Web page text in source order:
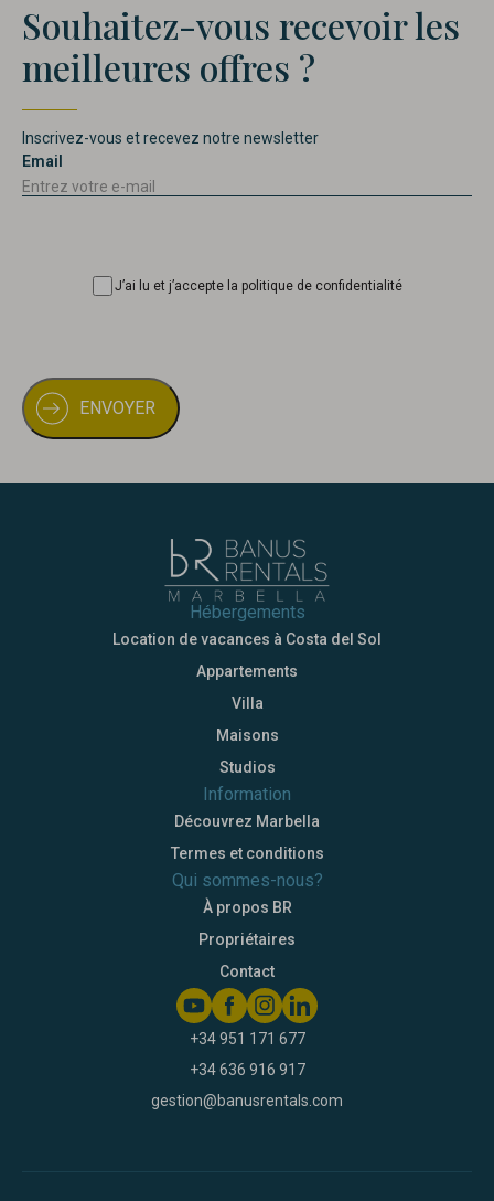
Souhaitez-vous recevoir les
meilleures offres ?
Inscrivez-vous et recevez notre newsletter
Email
J’ai lu et j’accepte la politique de confidentialité
Hébergements
Location de vacances à Costa del Sol
Appartements
Villa
Maisons
Studios
Information
Découvrez Marbella
Termes et conditions
Qui sommes-nous?
À propos BR
Propriétaires
Contact
+34 951 171 677
+34 636 916 917
gestion@banusrentals.com